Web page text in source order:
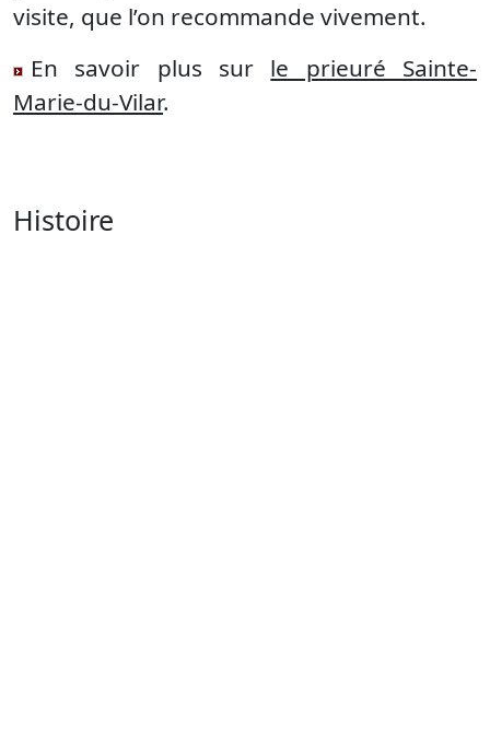
visite, que l’on recommande vivement.
En savoir plus sur le prieuré Sainte-
Marie-du-Vilar.
Histoire